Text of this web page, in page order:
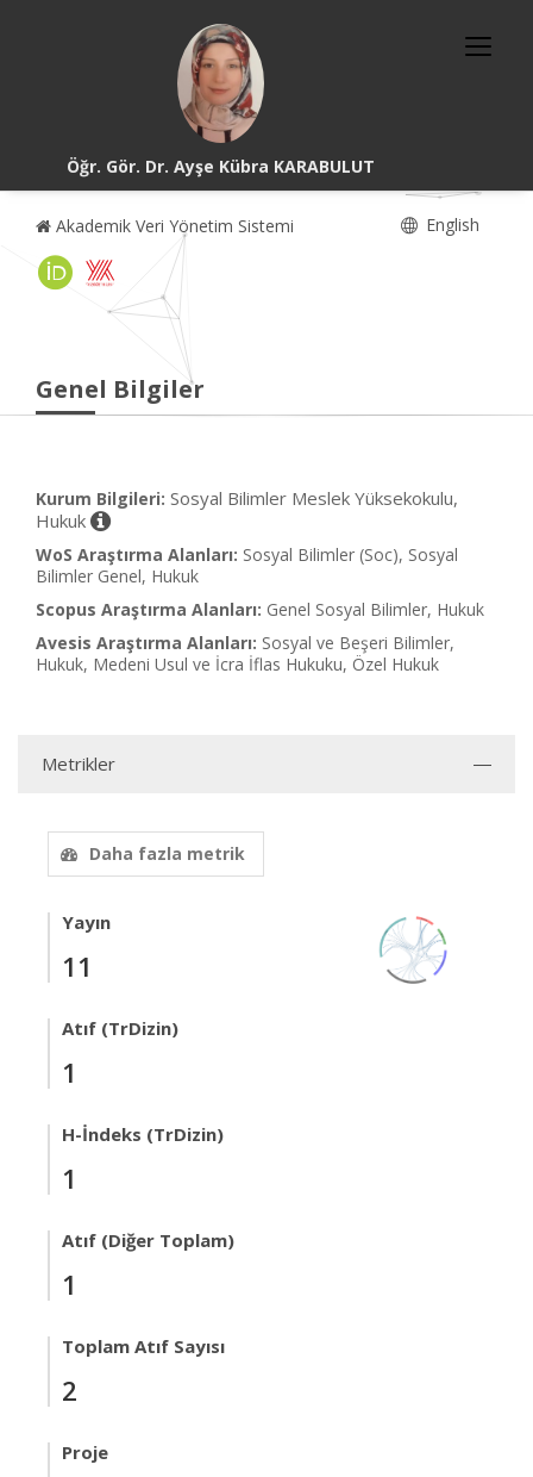
Öğr. Gör. Dr. Ayşe Kübra KARABULUT
Akademik Veri Yönetim Sistemi English
Genel Bilgiler
Kurum Bilgileri: Sosyal Bilimler Meslek Yüksekokulu,
Hukuk
WoS Araştırma Alanları: Sosyal Bilimler (Soc), Sosyal
Bilimler Genel, Hukuk
Scopus Araştırma Alanları: Genel Sosyal Bilimler, Hukuk
Avesis Araştırma Alanları: Sosyal ve Beşeri Bilimler,
Hukuk, Medeni Usul ve İcra İflas Hukuku, Özel Hukuk
Metrikler
Daha fazla metrik
Yayın
11
Atıf (TrDizin)
1
H-İndeks (TrDizin)
1
Atıf (Diğer Toplam)
1
Toplam Atıf Sayısı
2
Proje